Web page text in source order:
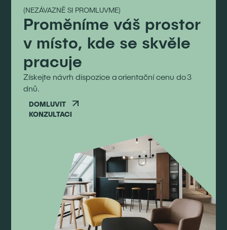
(NEZÁVAZNĚ SI PROMLUVME)
Proměníme váš prostor
v místo, kde se skvěle
pracuje
Získejte návrh dispozice a orientační cenu do 3
dnů.
DOMLUVIT
KONZULTACI